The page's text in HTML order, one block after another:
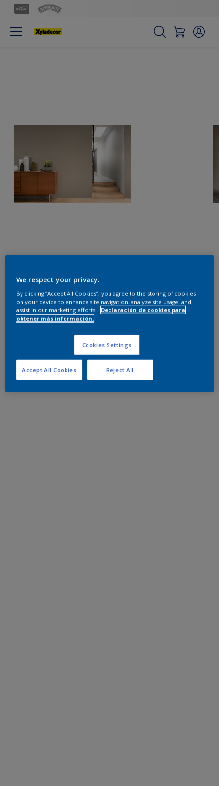
We respect your privacy.
By clicking “Accept All Cookies”, you agree to the storing of cookies
on your device to enhance site navigation, analyze site usage, and
assist in our marketing efforts.
Declaración de cookies para
obtener más información.
Cookies Settings
Reject All
Accept All Cookies